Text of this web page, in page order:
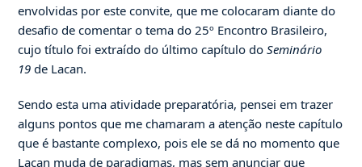
envolvidas por este convite, que me colocaram diante do
desafio de comentar o tema do 25º Encontro Brasileiro,
cujo título foi extraído do último capítulo doSeminário
19 de Lacan.
Sendo esta uma atividade preparatória, pensei em trazer
alguns pontos que me chamaram a atenção neste capítulo
que é bastante complexo, pois ele se dá no momento que
Lacan muda de paradigmas, mas sem anunciar que